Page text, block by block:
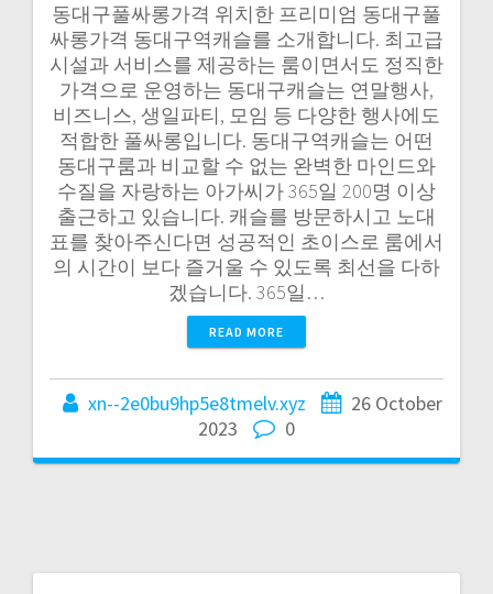
동대구풀싸롱가격 위치한 프리미엄 동대구풀
싸롱가격 동대구역캐슬를 소개합니다. 최고급
시설과 서비스를 제공하는 룸이면서도 정직한
가격으로 운영하는 동대구캐슬는 연말행사,
비즈니스, 생일파티, 모임 등 다양한 행사에도
적합한 풀싸롱입니다. 동대구역캐슬는 어떤
동대구룸과 비교할 수 없는 완벽한 마인드와
수질을 자랑하는 아가씨가 365일 200명 이상
출근하고 있습니다. 캐슬를 방문하시고 노대
표를 찾아주신다면 성공적인 초이스로 룸에서
의 시간이 보다 즐거울 수 있도록 최선을 다하
겠습니다. 365일…
READ MORE
xn--2e0bu9hp5e8tmelv.xyz
26 October
2023
0